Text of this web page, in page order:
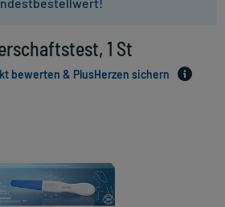
1 St
bewerten & PlusHerzen sichern